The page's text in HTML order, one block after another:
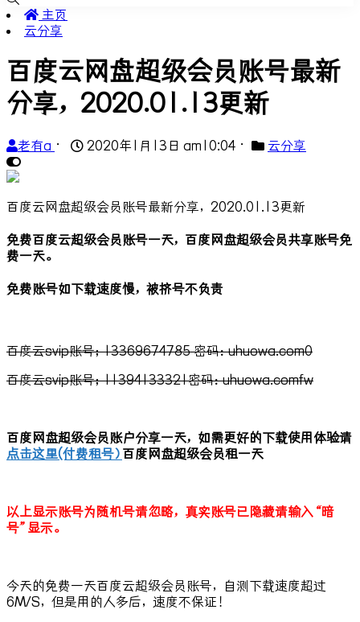
主页
云分享
百度云网盘超级会员账号最新
分享，2020.01.13更新
老有a • 2020年1月13日 am10:04 • 云分享
百度云网盘超级会员账号最新分享，2020.01.13更新
免费百度云超级会员账号一天，百度网盘超级会员共享账号免
费一天。
免费账号如下载速度慢，被挤号不负责
百度云svip账号；13369674785 密码：uhuowa.com0
百度云svip账号；11394133321密码：uhuowa.comfw
百度网盘超级会员账户分享一天，如需更好的下载使用体验请
点击这里(付费租号） 百度网盘超级会员租一天
以上显示账号为随机号请忽略，真实账号已隐藏请输入“暗
号”显示。
今天的免费一天百度云超级会员账号，自测下载速度超过
6M/S，但是用的人多后，速度不保证！